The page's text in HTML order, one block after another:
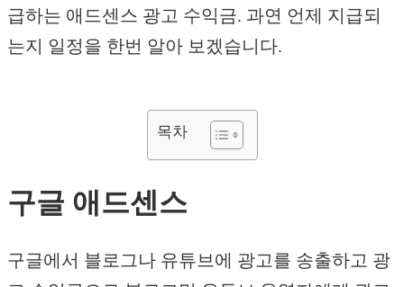
급하는 애드센스 광고 수익금. 과연 언제 지급되
는지 일정을 한번 알아 보겠습니다.
목차
구글 애드센스
구글에서 블로그나 유튜브에 광고를 송출하고 광